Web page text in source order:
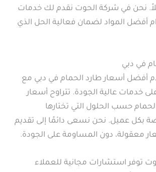
نحن في شركة الحوت نقدم لك خدمات
أفضل المواد لضمان فعالية الحل الذي
في دبي
أفضل أسعار طارد الحمام في دبي مع
خدمات عالية الجودة. تتراوح أسعار
حسب الحلول التي تختارها
بكل عميل. نحن نسعى دائمًا إلى تقديم
معقولة، دون المساومة على الجودة.
توفر استشارات مجانية للعملاء